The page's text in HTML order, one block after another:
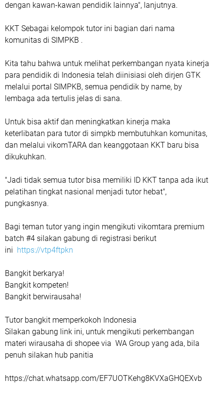
dengan kawan-kawan pendidik lainnya", lanjutnya.
KKT Sebagai kelompok tutor ini bagian dari nama
komunitas di SIMPKB .
Kita tahu bahwa untuk melihat perkembangan nyata kinerja
para pendidik di Indonesia telah diinisiasi oleh dirjen GTK
melalui portal SIMPKB, semua pendidik by name, by
lembaga ada tertulis jelas di sana.
Untuk bisa aktif dan meningkatkan kinerja maka
keterlibatan para tutor di simpkb membutuhkan komunitas,
dan melalui vikomTARA dan keanggotaan KKT baru bisa
dikukuhkan.
"Jadi tidak semua tutor bisa memiliki ID KKT tanpa ada ikut
pelatihan tingkat nasional menjadi tutor hebat",
pungkasnya.
Bagi teman tutor yang ingin mengikuti vikomtara premium
batch #4 silakan gabung di registrasi berikut
ini https://vtp4ftpkn
Bangkit berkarya!
Bangkit kompeten!
Bangkit berwirausaha!
Tutor bangkit memperkokoh Indonesia
Silakan gabung link ini, untuk mengikuti perkembangan
materi wirausaha di shopee via WA Group yang ada, bila
penuh silakan hub panitia
https://chat.whatsapp.com/EF7UOTKehg8KVXaGHQEXvb